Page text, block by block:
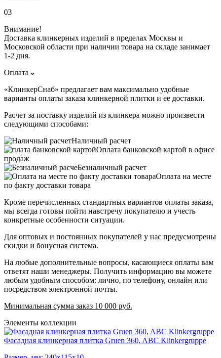
03
Внимание!
Доставка клинкерных изделий в пределах Москвы и
Московской области при наличии товара на складе занимает
1-2 дня.
Оплата
«КлинкерСнаб» предлагает вам максимально удобные
варианты оплаты заказа клинкерной плитки и ее доставки.
Расчет за поставку изделий из клинкера можно произвести
следующими способами:
Наличный расчет
Оплата банковской картой в офисе
продаж
Безналичный расчет
Оплата на месте
по факту доставки товара
Кроме перечисленных стандартных вариантов оплаты заказа,
мы всегда готовы пойти навстречу покупателю и учесть
конкретные особенности ситуации.
Для оптовых и постоянных покупателей у нас предусмотрены
скидки и бонусная система.
На любые дополнительные вопросы, касающиеся оплаты вам
ответят наши менеджеры. Получить информацию вы можете
любым удобным способом: лично, по телефону, онлайн или
посредством электронной почты.
Минимальная сумма заказ 10 000 руб.
Элементы коллекции
Фасадная клинкерная плитка Gruen 360, ABC Klinkergruppe